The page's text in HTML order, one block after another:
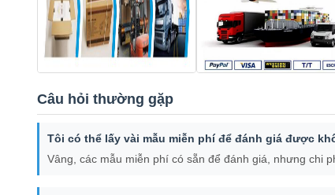
Câu hỏi thường gặp
Tôi có thể lấy vài mẫu miễn phí để đánh giá được
Vâng, các mẫu miễn phí có sẵn để đánh giá, nhưng chi